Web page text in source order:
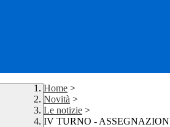
Home >
Novità >
Le notizie >
IV TURNO -